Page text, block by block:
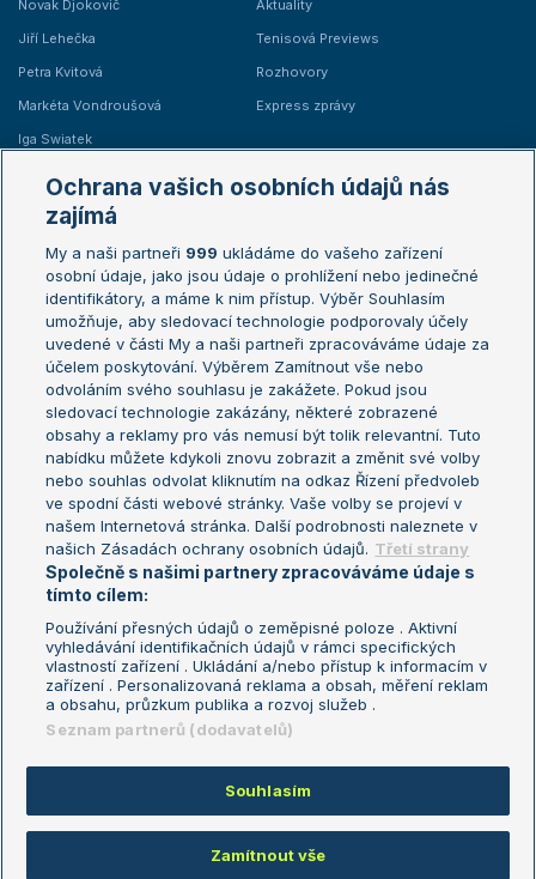
Novak Djokovič
Jiří Lehečka
Petra Kvitová
Markéta Vondroušová
Iga Swiatek
Aktuality
Tenisová Previews
Rozhovory
Express zprávy
Žebříčky
Žebříček ATP (muži)
Žebříček WTA (ženy)
Sázkařský žebříček
Australian Open
French Open
Wimbledon
US Open
Turnaj mistrů
Turnaj mistryň
Aktualní trendy
Fotbalové přestupy
Livesport Daily
LS Prague Open
Podmínky užití
Nastavení soukromí
GDPR a žurnalistika
Reklama
Kontakt
Informace o zpracování osobních
údajů
Copyright © 2008-2026 TenisPortal.cz. Využíváme zpravodajství ČTK.
Ochrana vašich osobních údajů nás
zajímá
My a naši partneři 999 ukládáme do vašeho zařízení
osobní údaje, jako jsou údaje o prohlížení nebo jedinečné
identifikátory, a máme k nim přístup. Výběr Souhlasím
umožňuje, aby sledovací technologie podporovaly účely
uvedené v části My a naši partneři zpracováváme údaje za
účelem poskytování. Výběrem Zamítnout vše nebo
odvoláním svého souhlasu je zakážete. Pokud jsou
sledovací technologie zakázány, některé zobrazené
obsahy a reklamy pro vás nemusí být tolik relevantní. Tuto
nabídku můžete kdykoli znovu zobrazit a změnit své volby
nebo souhlas odvolat kliknutím na odkaz Řízení předvoleb
ve spodní části webové stránky. Vaše volby se projeví v
našem Internetová stránka. Další podrobnosti naleznete v
našich Zásadách ochrany osobních údajů. Třetí strany
Společně s našimi partnery zpracováváme údaje s
tímto cílem:
Používání přesných údajů o zeměpisné poloze . Aktivní
vyhledávání identifikačních údajů v rámci specifických
vlastností zařízení . Ukládání a/nebo přístup k informacím v
zařízení . Personalizovaná reklama a obsah, měření reklam
a obsahu, průzkum publika a rozvoj služeb .
Seznam partnerů (dodavatelů)
Souhlasím
Zamítnout vše